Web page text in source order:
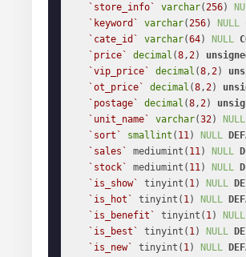
`store_info`
varchar(256)
`keyword`
varchar(256) NULL
`cate_id`
varchar(64) NULL
`price`
decimal (8,2)
`vip_price`
decimal (8,2)
`ot_price`
decimal (8,2)
`postage`
decimal (8,2)
`unit_name`
varchar(32) NULL
`sort`
smallint ( 11) NULL
`sales`
mediumint( 11) NULL
`stock`
mediumint( 11) NULL
`is_show`
tinyint( 1) NULL
`is_hot`
tinyint( 1) NULL
`is_benefit`
tinyint( 1) NULL
`is_best`
tinyint( 1) NULL
`is_new`
tinyint( 1) NULL